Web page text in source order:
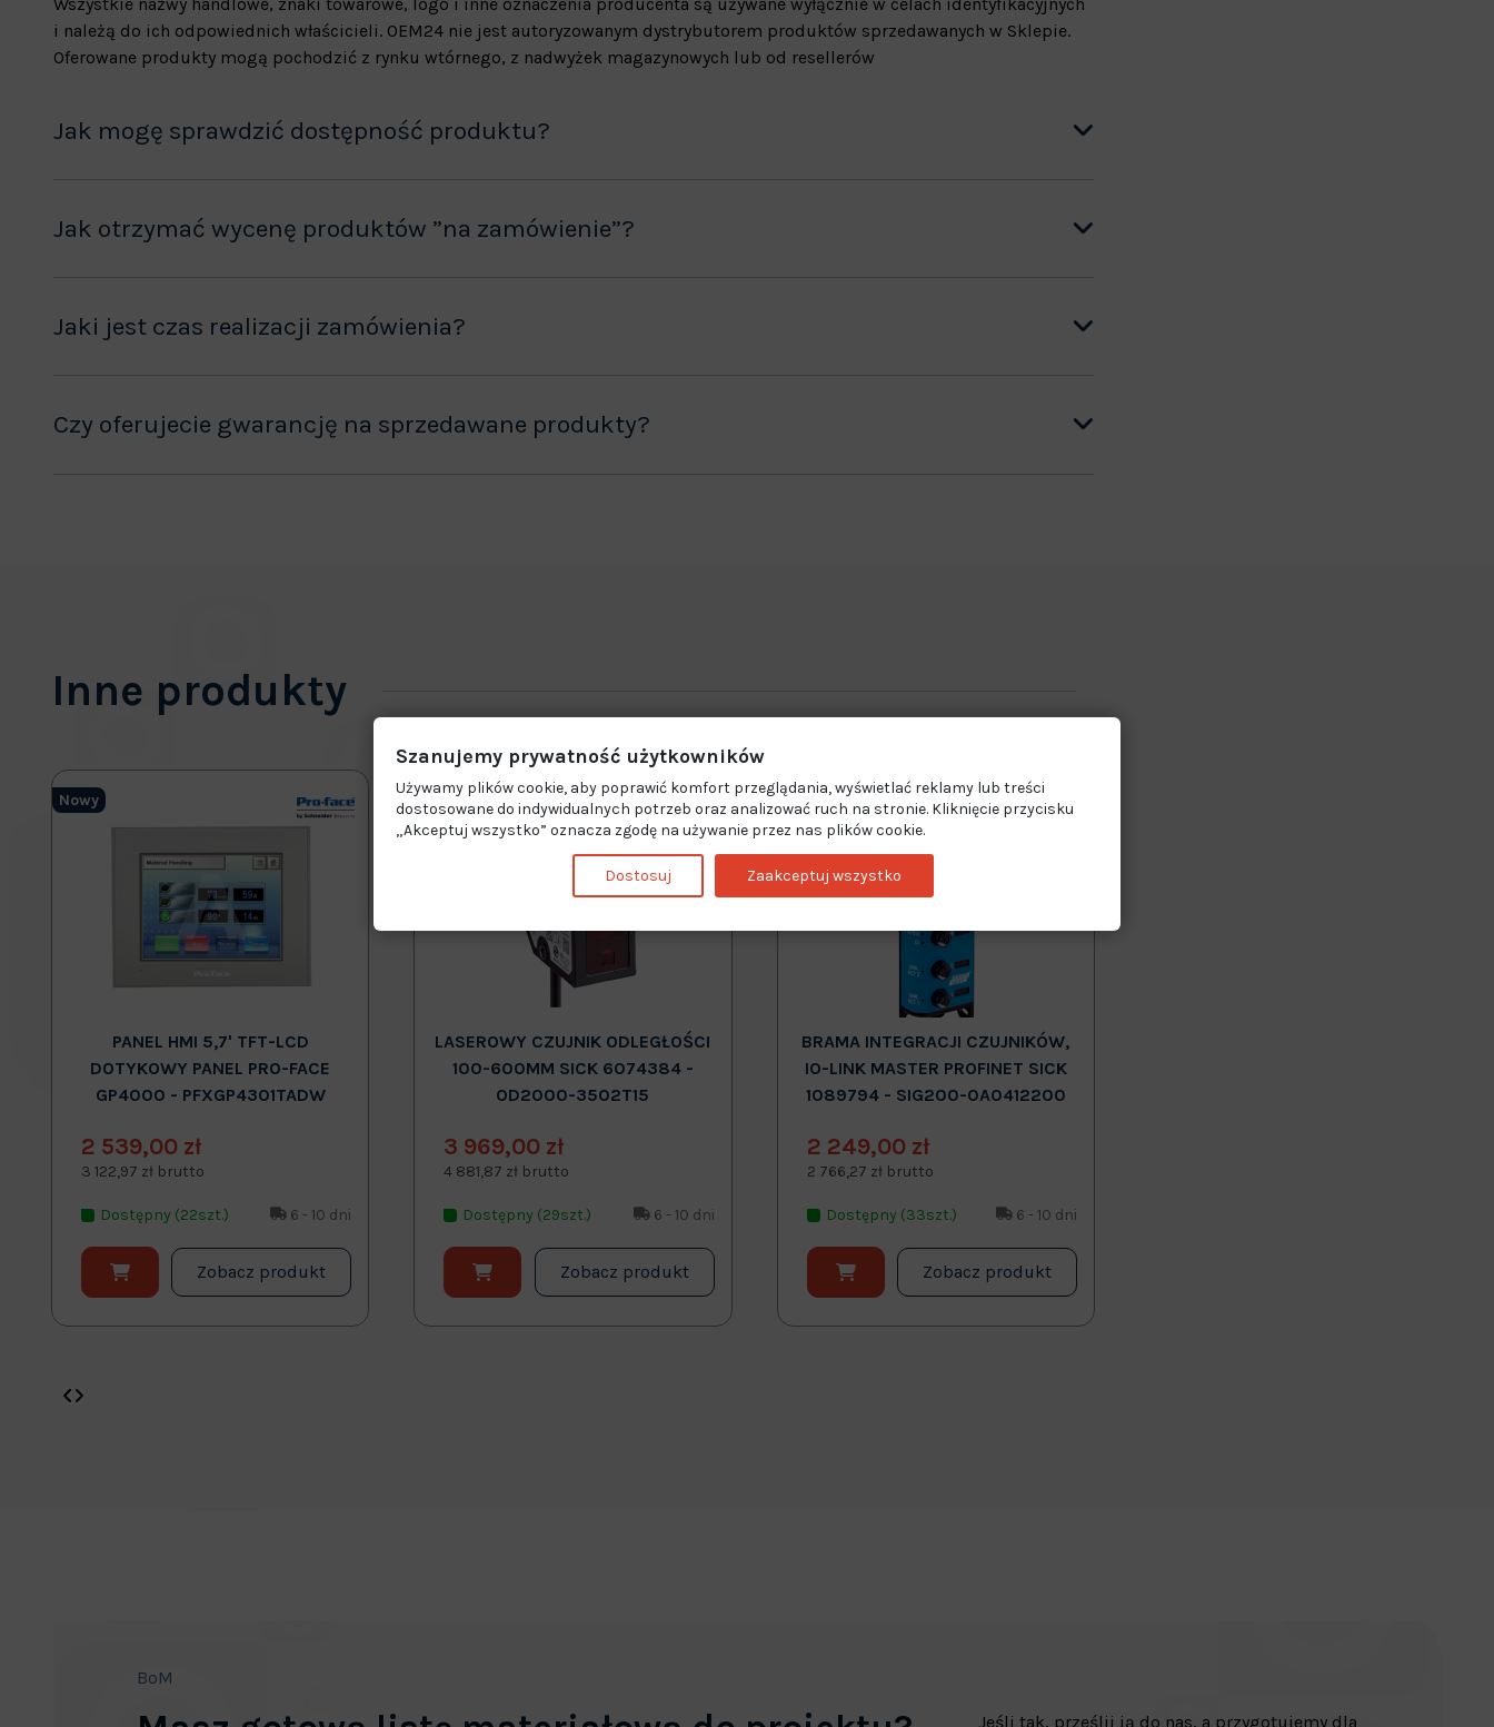
i należą do ich odpowiednich właścicieli. OEM24 nie jest autoryzowanym dystrybutorem produktów sprzedawanych w Sklepie.
Oferowane produkty mogą pochodzić z rynku wtórnego, z nadwyżek magazynowych lub od resellerów
Jak mogę sprawdzić dostępność produktu?
Jak otrzymać wycenę produktów ”na zamówienie”?
Jaki jest czas realizacji zamówienia?
Czy oferujecie gwarancję na sprzedawane produkty?
Inne produkty
Nowy
PANEL HMI 5,7' TFT-LCD
DOTYKOWY PANEL PRO-FACE
GP4000 - PFXGP4301TADW
2 539,00 zł
3 122,97 zł brutto
Dostępny (22szt.) 6 - 10 dni
Zobacz produkt
Nowy
LASEROWY CZUJNIK ODLEGŁOŚCI
100-600MM SICK 6074384 -
OD2000-3502T15
3 969,00 zł
4 881,87 zł brutto
Dostępny (29szt.) 6 - 10 dni
Zobacz produkt
Nowy
BRAMA INTEGRACJI CZUJNIKÓW,
IO-LINK MASTER PROFINET SICK
1089794 - SIG200-0A0412200
2 249,00 zł
2 766,27 zł brutto
Dostępny (33szt.) 6 - 10 dni
Zobacz produkt
BoM
Jeśli tak, prześlij ją do nas, a przygotujemy dla
Szanujemy prywatność użytkowników
Używamy plików cookie, aby poprawić komfort przeglądania, wyświetlać reklamy lub treści
dostosowane do indywidualnych potrzeb oraz analizować ruch na stronie. Kliknięcie przycisku
„Akceptuj wszystko” oznacza zgodę na używanie przez nas plików cookie.
Dostosuj Zaakceptuj wszystko